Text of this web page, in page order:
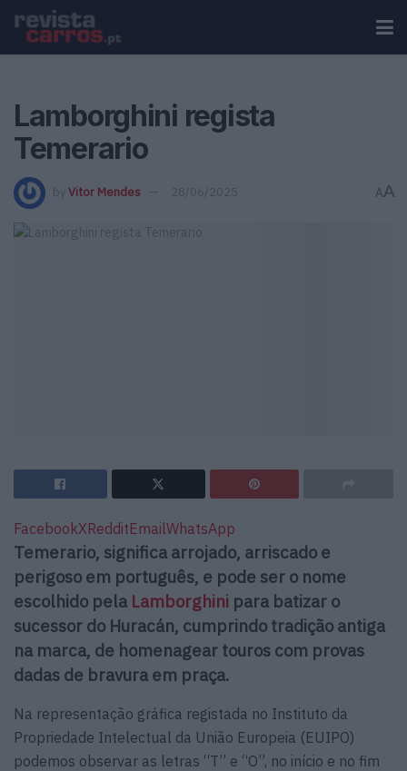
Lamborghini regista
Temerario
by Vitor Mendes 28/06/2025 AA
FacebookXRedditEmailWhatsApp
Temerario, significa arrojado, arriscado e
perigoso em português, e pode ser o nome
escolhido pela Lamborghini para batizar o
sucessor do Huracán, cumprindo tradição antiga
na marca, de homenagear touros com provas
dadas de bravura em praça.
Na representação gráfica registada no Instituto da
Propriedade Intelectual da União Europeia (EUIPO)
podemos observar as letras “T” e “O”, no início e no fim